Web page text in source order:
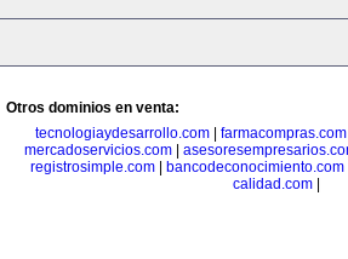
Otros dominios en venta:
tecnologiaydesarrollo.com
farmacompras.com
mercadoservicios.com|
registrosimple.com
bancodeconocimiento.com
calidad.com